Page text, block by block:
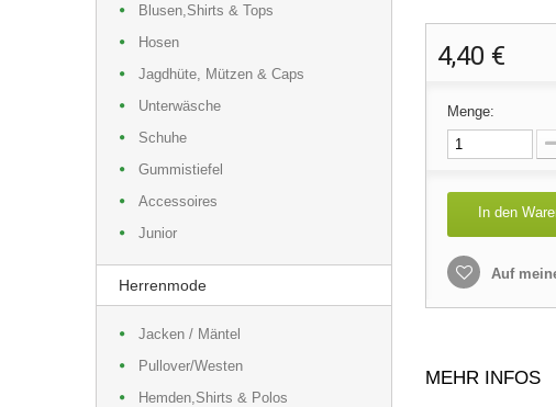
Blusen,Shirts & Tops
Hosen
Jagdhüte, Mützen & Caps
Unterwäsche
Schuhe
Gummistiefel
Accessoires
Junior
Herrenmode
Jacken / Mäntel
Pullover/Westen
Hemden,Shirts & Polos
4,40 €
Menge:
In den
Auf
MEHR INFOS